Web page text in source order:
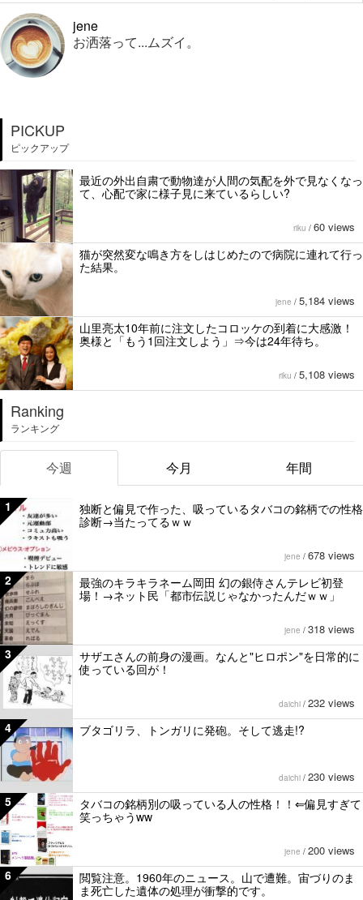
jene
お洒落って...ムズイ。
PICKUP
ピックアップ
最近の外出自粛で動物達が人間の気配を外で見なくなっ
て、心配で家に様子見に来ているらしい?
riku / 60 views
猫が突然変な鳴き方をしはじめたので病院に連れて行っ
た結果。
jene / 5,184 views
山里亮太10年前に注文したコロッケの到着に大感激！
奥様と「もう1回注文しよう」⇒今は24年待ち。
riku / 5,108 views
Ranking
ランキング
今週 今月 年間
1
独断と偏見で作った、吸っているタバコの銘柄での性格
診断→当たってるｗｗ
jene / 678 views
2
最強のキラキラネーム岡田 幻の銀侍さんテレビ初登
場！→ネット民「都市伝説じゃなかったんだｗｗ」
jene / 318 views
3
サザエさんの前身の漫画。なんと"ヒロポン"を日常的に
使っている回が！
daichi / 232 views
4 ブタゴリラ、トンガリに発砲。そして逃走!?
daichi / 230 views
5
タバコの銘柄別の吸っている人の性格！！⇐偏見すぎて
笑っちゃうww
jene / 200 views
6
閲覧注意。1960年のニュース。山で遭難。宙づりのま
ま死亡した遺体の処理が衝撃的です。